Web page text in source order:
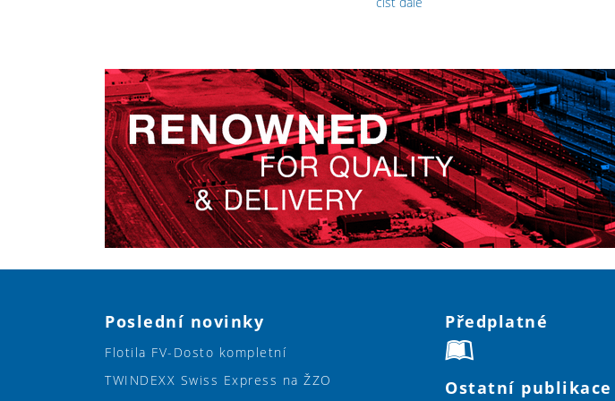
Poslední novinky
Flotila FV-Dosto kompletní
TWINDEXX Swiss Express na ŽZO
Předplatné
Ostatní publikace